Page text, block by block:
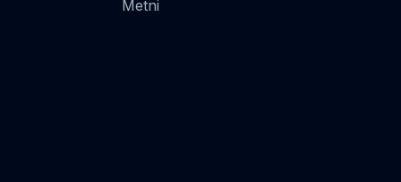
Metni